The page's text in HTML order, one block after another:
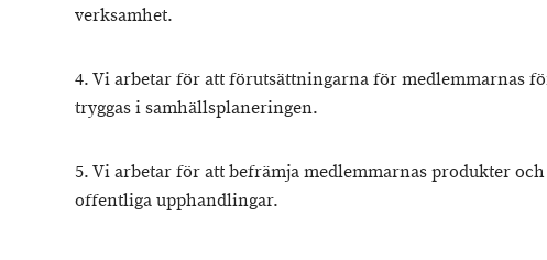
verksamhet.
4. Vi arbetar för att förutsättningarna för medlemmarnas
tryggas i samhällsplaneringen.
5. Vi arbetar för att befrämja medlemmarnas produkter
offentliga upphandlingar.